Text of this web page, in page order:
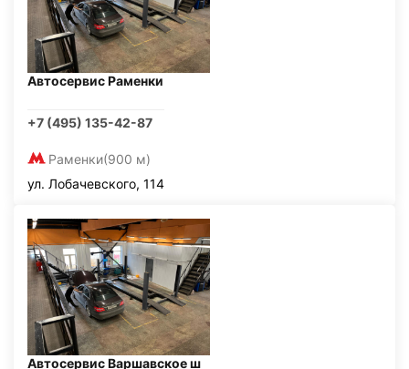
Автосервис Раменки
+7 (495) 135-42-87
Раменки(900 м)
ул. Лобачевского, 114
Автосервис Варшавское ш